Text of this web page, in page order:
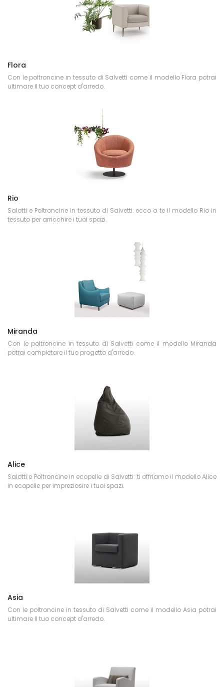
Flora
Con le poltroncine in tessuto di Salvetti come il modello Flora potrai
ultimare il tuo concept d'arredo.
Rio
Salotti e Poltroncine in tessuto di Salvetti: ecco a te il modello Rio in
tessuto per arricchire i tuoi spazi.
Miranda
Con le poltroncine in tessuto di Salvetti come il modello Miranda
potrai completare il tuo progetto d'arredo.
Alice
Salotti e Poltroncine in ecopelle di Salvetti: ti offriamo il modello Alice
in ecopelle per impreziosire i tuoi spazi.
Asia
Con le poltroncine in tessuto di Salvetti come il modello Asia potrai
ultimare il tuo concept d'arredo.